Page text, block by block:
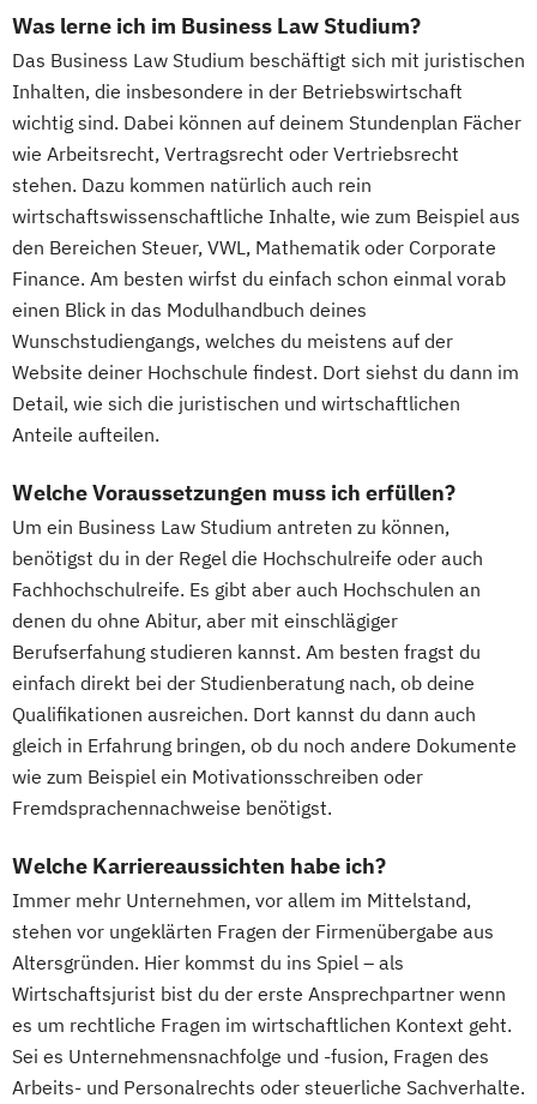
Was lerne ich im Business Law Studium?
Das Business Law Studium beschäftigt sich mit juristischen
Inhalten, die insbesondere in der Betriebswirtschaft
wichtig sind. Dabei können auf deinem Stundenplan Fächer
wie Arbeitsrecht, Vertragsrecht oder Vertriebsrecht
stehen. Dazu kommen natürlich auch rein
wirtschaftswissenschaftliche Inhalte, wie zum Beispiel aus
den Bereichen Steuer, VWL, Mathematik oder Corporate
Finance. Am besten wirfst du einfach schon einmal vorab
einen Blick in das Modulhandbuch deines
Wunschstudiengangs, welches du meistens auf der
Website deiner Hochschule findest. Dort siehst du dann im
Detail, wie sich die juristischen und wirtschaftlichen
Anteile aufteilen.
Welche Voraussetzungen muss ich erfüllen?
Um ein Business Law Studium antreten zu können,
benötigst du in der Regel die Hochschulreife oder auch
Fachhochschulreife. Es gibt aber auch Hochschulen an
denen du ohne Abitur, aber mit einschlägiger
Berufserfahung studieren kannst. Am besten fragst du
einfach direkt bei der Studienberatung nach, ob deine
Qualifikationen ausreichen. Dort kannst du dann auch
gleich in Erfahrung bringen, ob du noch andere Dokumente
wie zum Beispiel ein Motivationsschreiben oder
Fremdsprachennachweise benötigst.
Welche Karriereaussichten habe ich?
Immer mehr Unternehmen, vor allem im Mittelstand,
stehen vor ungeklärten Fragen der Firmenübergabe aus
Altersgründen. Hier kommst du ins Spiel – als
Wirtschaftsjurist bist du der erste Ansprechpartner wenn
es um rechtliche Fragen im wirtschaftlichen Kontext geht.
Sei es Unternehmensnachfolge und -fusion, Fragen des
Arbeits- und Personalrechts oder steuerliche Sachverhalte.